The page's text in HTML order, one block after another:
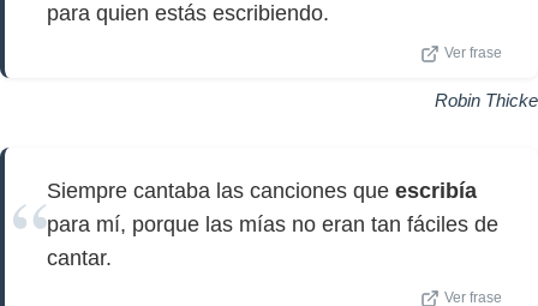
para quien estás escribiendo.
Ver frase
Robin Thicke
Siempre cantaba las canciones que escribía
para mí, porque las mías no eran tan fáciles de
cantar.
Ver frase